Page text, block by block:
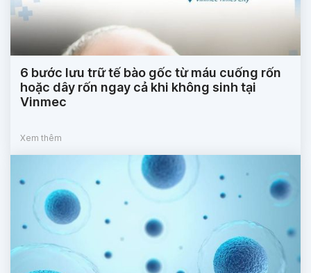
6 bước lưu trữ tế bào gốc từ máu cuống rốn
hoặc dây rốn ngay cả khi không sinh tại
Vinmec
Xem thêm